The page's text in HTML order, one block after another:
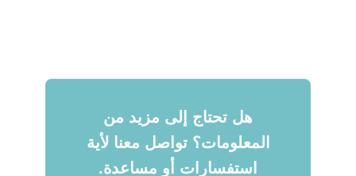
هل تحتاج إلى مزيد من
المعلومات؟ تواصل معنا لأية
استفسارات أو مساعدة.